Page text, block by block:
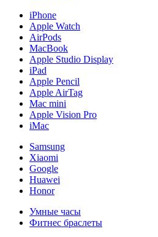
iPhone
Apple Watch
AirPods
MacBook
Apple Studio Display
iPad
Apple Pencil
Apple AirTag
Mac mini
Apple Vision Pro
iMac
Samsung
Xiaomi
Google
Huawei
Honor
Умные часы
Фитнес браслеты